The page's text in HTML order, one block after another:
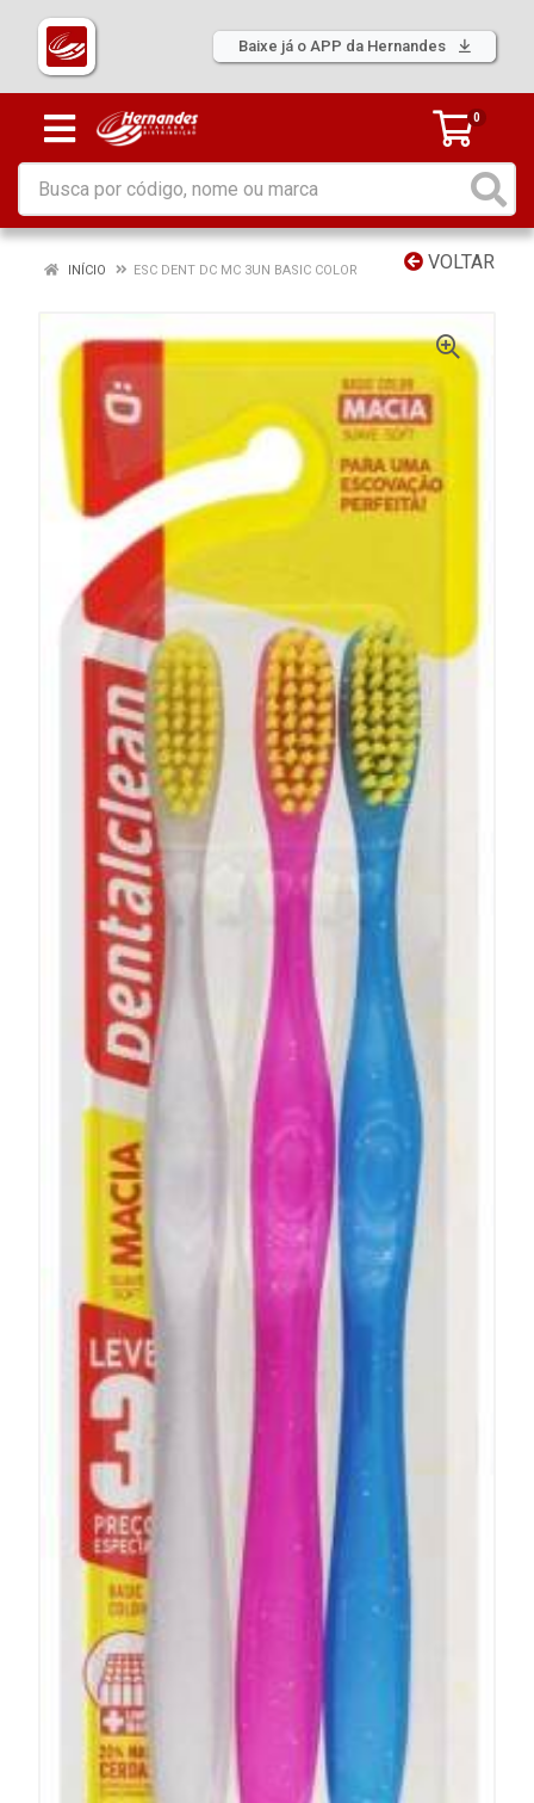
Baixe já o APP da Hernandes
0
VOLTAR
INÍCIO ESC DENT DC MC 3UN BASIC COLOR